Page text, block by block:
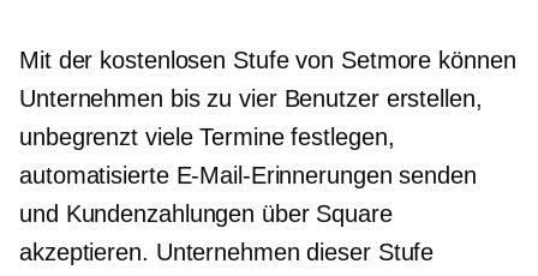
Mit der kostenlosen Stufe von Setmore können
Unternehmen bis zu vier Benutzer erstellen,
unbegrenzt viele Termine festlegen,
automatisierte E-Mail-Erinnerungen senden
und Kundenzahlungen über Square
akzeptieren. Unternehmen dieser Stufe